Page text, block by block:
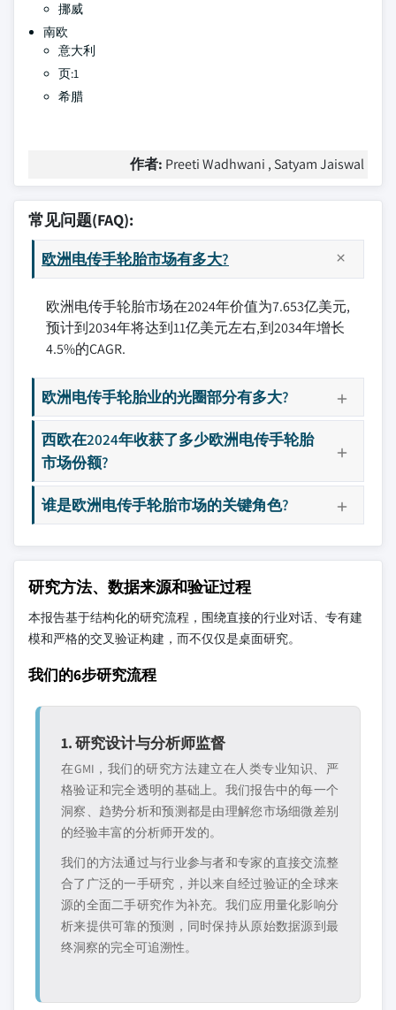
挪威
南欧
意大利
页:1
希腊
作者: Preeti Wadhwani , Satyam Jaiswal
常见问题(FAQ):
欧洲电传手轮胎市场有多大?
欧洲电传手轮胎市场在2024年价值为7.653亿美元,
预计到2034年将达到11亿美元左右,到2034年增长
4.5%的CAGR.
欧洲电传手轮胎业的光圈部分有多大?
西欧在2024年收获了多少欧洲电传手轮胎
市场份额?
谁是欧洲电传手轮胎市场的关键角色?
研究方法、数据来源和验证过程
本报告基于结构化的研究流程，围绕直接的行业对话、专有建
模和严格的交叉验证构建，而不仅仅是桌面研究。
我们的6步研究流程
1. 研究设计与分析师监督
在GMI，我们的研究方法建立在人类专业知识、严
格验证和完全透明的基础上。我们报告中的每一个
洞察、趋势分析和预测都是由理解您市场细微差别
的经验丰富的分析师开发的。
我们的方法通过与行业参与者和专家的直接交流整
合了广泛的一手研究，并以来自经过验证的全球来
源的全面二手研究作为补充。我们应用量化影响分
析来提供可靠的预测，同时保持从原始数据源到最
终洞察的完全可追溯性。